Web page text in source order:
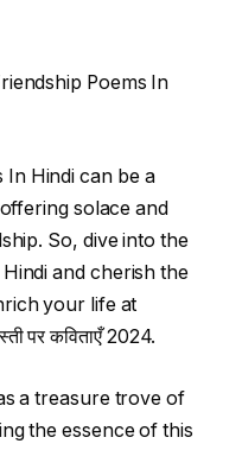
Poems In
In Hindi can be a
solace and
So, dive into the
and cherish the
your life at
पर कविताएँ 2024.
a treasure trove of
the essence of this